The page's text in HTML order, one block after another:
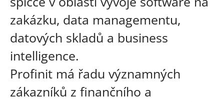
zakázku, data managementu,
datových skladů a business
intelligence.
Profinit má řadu významných
zákazníků z finančního a